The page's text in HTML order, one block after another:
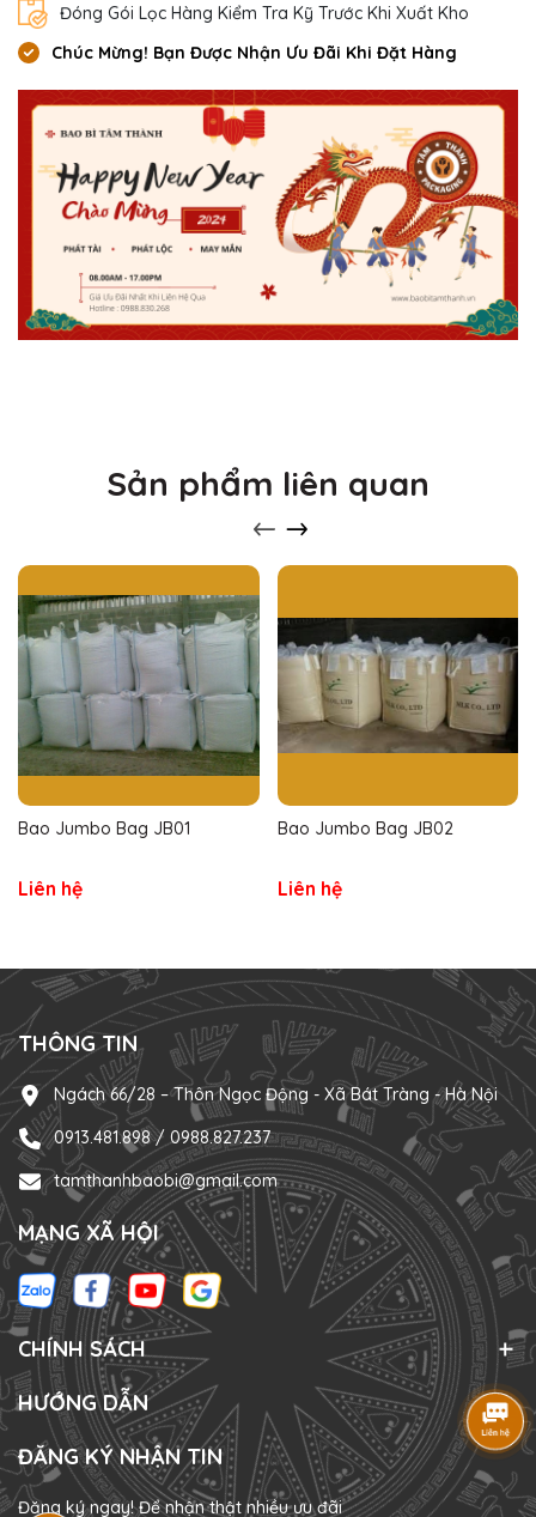
Đóng Gói Lọc Hàng Kiểm Tra Kỹ Trước Khi Xuất Kho
Chúc Mừng! Bạn Được Nhận Ưu Đãi Khi Đặt Hàng
Sản phẩm liên quan
Bao Jumbo Bag JB01
Liên hệ
Bao Jumbo Bag JB02
Liên hệ
THÔNG TIN
Ngách 66/28 – Thôn Ngọc Động - Xã Bát Tràng - Hà Nội
0913.481.898 / 0988.827.237
tamthanhbaobi@gmail.com
MẠNG XÃ HỘI
CHÍNH SÁCH
HƯỚNG DẪN
ĐĂNG KÝ NHẬN TIN
Đăng ký ngay! Để nhận thật nhiều ưu đãi